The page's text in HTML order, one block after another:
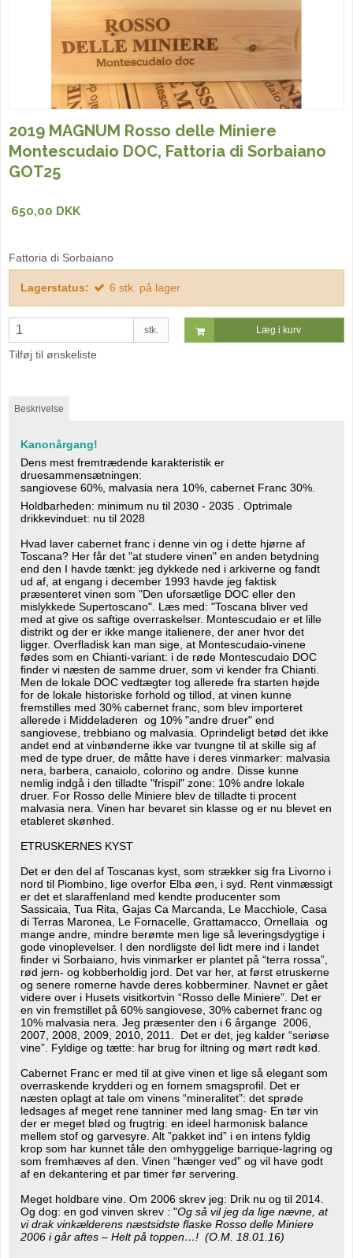
2019 MAGNUM Rosso delle Miniere
Montescudaio DOC, Fattoria di Sorbaiano
GOT25
650,00 DKK
Fattoria di Sorbaiano
Lagerstatus: 6 stk. på lager
stk. Læg i kurv
Tilføj til ønskeliste
Beskrivelse
Kanonårgang!
Dens mest fremtrædende karakteristik er
druesammensætningen:
sangiovese 60%, malvasia nera 10%, cabernet Franc 30%.
Holdbarheden: minimum nu til 2030 - 2035 . Optrimale
drikkevinduet: nu til 2028
Hvad laver cabernet franc i denne vin og i dette hjørne af
Toscana? Her får det "at studere vinen" en anden betydning
end den I havde tænkt: jeg dykkede ned i arkiverne og fandt
ud af, at engang i december 1993 havde jeg faktisk
præsenteret vinen som "Den uforsætlige DOC eller den
mislykkede Supertoscano". Læs med: "Toscana bliver ved
med at give os saftige overraskelser. Montescudaio er et lille
distrikt og der er ikke mange italienere, der aner hvor det
ligger. Overfladisk kan man sige, at Montescudaio-vinene
fødes som en Chianti-variant: i de røde Montescudaio DOC
finder vi næsten de samme druer, som vi kender fra Chianti.
Men de lokale DOC vedtægter tog allerede fra starten højde
for de lokale historiske forhold og tillod, at vinen kunne
fremstilles med 30% cabernet franc, som blev importeret
allerede i Middeladeren og 10% "andre druer" end
sangiovese, trebbiano og malvasia. Oprindeligt betød det ikke
andet end at vinbønderne ikke var tvungne til at skille sig af
med de type druer, de måtte have i deres vinmarker: malvasia
nera, barbera, canaiolo, colorino og andre. Disse kunne
nemlig indgå i den tilladte "frispil" zone: 10% andre lokale
druer. For Rosso delle Miniere blev de tilladte ti procent
malvasia nera. Vinen har bevaret sin klasse og er nu blevet en
etableret skønhed.
ETRUSKERNES KYST
Det er den del af Toscanas kyst, som strækker sig fra Livorno i
nord til Piombino, lige overfor Elba øen, i syd. Rent vinmæssigt
er det et slaraffenland med kendte producenter som
Sassicaia, Tua Rita, Gajas Ca Marcanda, Le Macchiole, Casa
di Terras Maronea, Le Fornacelle, Grattamacco, Ornellaia og
mange andre, mindre berømte men lige så leveringsdygtige i
gode vinoplevelser. I den nordligste del lidt mere ind i landet
finder vi Sorbaiano, hvis vinmarker er plantet på “terra rossa”,
rød jern- og kobberholdig jord. Det var her, at først etruskerne
og senere romerne havde deres kobberminer. Navnet er gået
videre over i Husets visitkortvin “Rosso delle Miniere”. Det er
en vin fremstillet på 60% sangiovese, 30% cabernet franc og
10% malvasia nera. Jeg præsenter den i 6 årgange 2006,
2007, 2008, 2009, 2010, 2011. Det er det, jeg kalder “seriøse
vine”. Fyldige og tætte: har brug for iltning og mørt rødt kød.
Cabernet Franc er med til at give vinen et lige så elegant som
overraskende krydderi og en fornem smagsprofil. Det er
næsten oplagt at tale om vinens “mineralitet”: det sprøde
ledsages af meget rene tanniner med lang smag- En tør vin
der er meget blød og frugtrig: en ideel harmonisk balance
mellem stof og garvesyre. Alt ”pakket ind” i en intens fyldig
krop som har kunnet tåle den omhyggelige barrique-lagring og
som fremhæves af den. Vinen “hænger ved” og vil have godt
af en dekantering et par timer før servering.
Meget holdbare vine. Om 2006 skrev jeg: Drik nu og til 2014.
Og dog: en god vinven skrev : "Og så vil jeg da lige nævne, at
vi drak vinkælderens næstsidste flaske Rosso delle Miniere
2006 i går aftes – Helt på toppen…! (O.M. 18.01.16)